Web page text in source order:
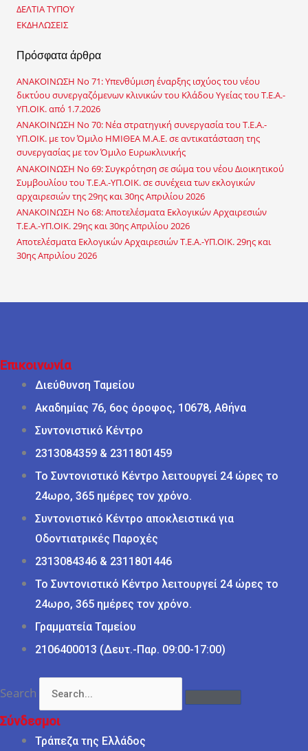
σ
η
α
ΔΕΛΤΙΑ ΤΥΠΟΥ
ΕΚΔΗΛΩΣΕΙΣ
Πρόσφατα άρθρα
ΑΝΑΚΟΙΝΩΣΗ No 71: Υπενθύμιση έναρξης ισχύος του νέου
δικτύου συνεργαζόμενων κλινικών του Κλάδου Υγείας του Τ.Ε.Α.-
ΥΠ.ΟΙΚ. από 1.7.2026
ΑΝΑΚΟΙΝΩΣΗ No 70: Νέα στρατηγική συνεργασία του Τ.Ε.Α.-
ΥΠ.ΟΙΚ. με τον Όμιλο ΗΜΙΘΕΑ Μ.Α.Ε. σε αντικατάσταση της
συνεργασίας με τον Όμιλο Ευρωκλινικής
ΑΝΑΚΟΙΝΩΣΗ No 69: Συγκρότηση σε σώμα του νέου Διοικητικού
Συμβουλίου του Τ.Ε.Α.-ΥΠ.ΟΙΚ. σε συνέχεια των εκλογικών
αρχαιρεσιών της 29ης και 30ης Απριλίου 2026
ΑΝΑΚΟΙΝΩΣΗ No 68: Αποτελέσματα Εκλογικών Αρχαιρεσιών
Τ.Ε.Α.-ΥΠ.ΟΙΚ. 29ης και 30ης Απριλίου 2026
Αποτελέσματα Εκλογικών Αρχαιρεσιών Τ.Ε.Α.-ΥΠ.ΟΙΚ. 29ης και
30ης Απριλίου 2026
Επικοινωνία
Διεύθυνση Ταμείου
Ακαδημίας 76, 6ος όροφος, 10678, Αθήνα
Συντονιστικό Κέντρο
2313084359 & 2311801459
Το Συντονιστικό Κέντρο λειτουργεί 24 ώρες το
24ωρο, 365 ημέρες τον χρόνο.
Συντονιστικό Κέντρο αποκλειστικά για
Οδοντιατρικές Παροχές
2313084346 & 2311801446
Το Συντονιστικό Κέντρο λειτουργεί 24 ώρες το
24ωρο, 365 ημέρες τον χρόνο.
Γραμματεία Ταμείου
2106400013 (Δευτ.-Παρ. 09:00-17:00)
Search
Σύνδεσμοι
Τράπεζα της Ελλάδος